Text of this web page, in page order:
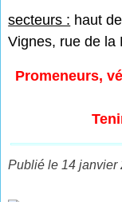
secteurs : haut
Vignes, rue de la
Promeneurs,
Publié le 14 janvier